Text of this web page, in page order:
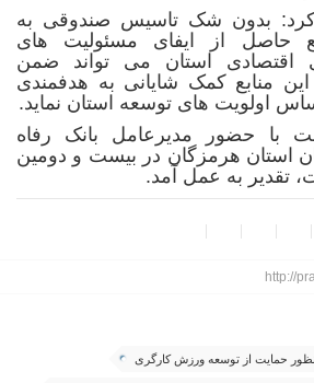
کرد: بدون شک تاسیس صندوقی به
حاصل از ایفای مسئولیت های
اقتصادی استان می تواند ضمن
منابع کمک شایانی به هدفمندی
اولویت های توسعه استان نماید.
با حضور مدیرعامل بانک رفاه
استان هرمزگان در بیست و دومین
تقدیر به عمل آمد.
http://
حمایت از توسعه ورزش کارگری